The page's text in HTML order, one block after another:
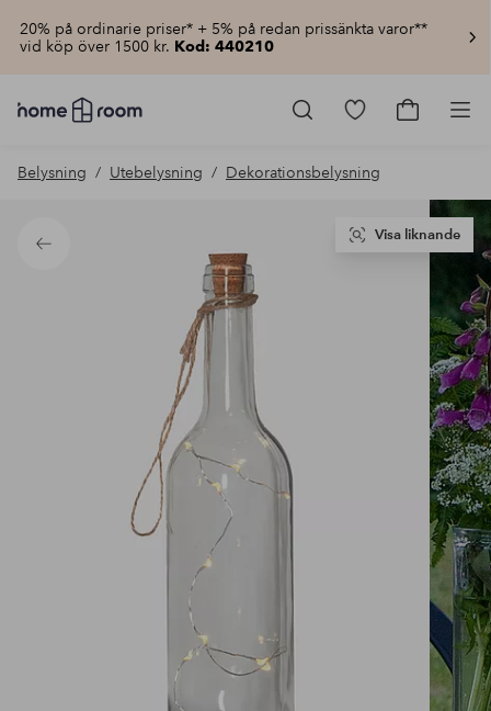
20% på ordinarie priser* + 5% på redan prissänkta varor**
vid köp över 1500 kr. Kod: 440210
Homeroom
–
hemmet
pris
Gå
produkter
Gå
Belysning Utebelysning Dekorationsbelysning
Tillbaka
Visa liknande